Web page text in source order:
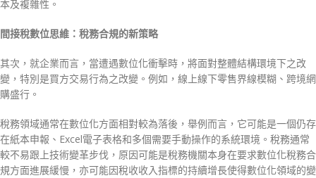
本及複雜性。
間接稅數位思維：稅務合規的新策略
其次，就企業而言，當遭遇數位化衝擊時，將面對整體結構環境下之改
變，特別是買方交易行為之改變。例如，線上線下零售界線模糊、跨境網
購盛行。
稅務領域通常在數位化方面相對較為落後，舉例而言，它可能是一個仍存
在紙本申報、Excel電子表格和多個需要手動操作的系統環境。稅務通常
較不易跟上技術變革步伐，原因可能是稅務機關本身在要求數位化稅務合
規方面進展緩慢，亦可能因稅收收入指標的持續增長使得數位化領域的變